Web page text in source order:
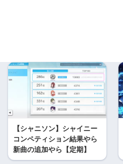
【シャニソン】シャイニー
コンペティション結果やら
新曲の追加やら【定期】